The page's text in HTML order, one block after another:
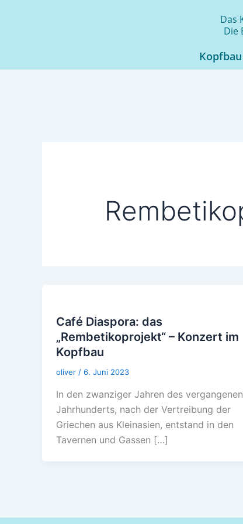
Das
Die
Kopfbau
Café Diaspora: das
„Rembetikoprojekt“ – Konzert im
Kopfbau
oliver / 6. Juni 2023
In den zwanziger Jahren des vergangenen
Jahrhunderts, nach der Vertreibung der
Griechen aus Kleinasien, entstand in den
Tavernen und Gassen […]